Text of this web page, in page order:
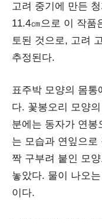
고려 중기에 만든
11.4㎝으로 이 작품
토된 것으로, 고려
추정된다.
표주박 모양의 몸통
다. 꽃봉오리 모양
분에는 동자가 연봉
는 모습과 연잎으
짝 구부려 붙인 모
놓았다. 물이 나오
이다.